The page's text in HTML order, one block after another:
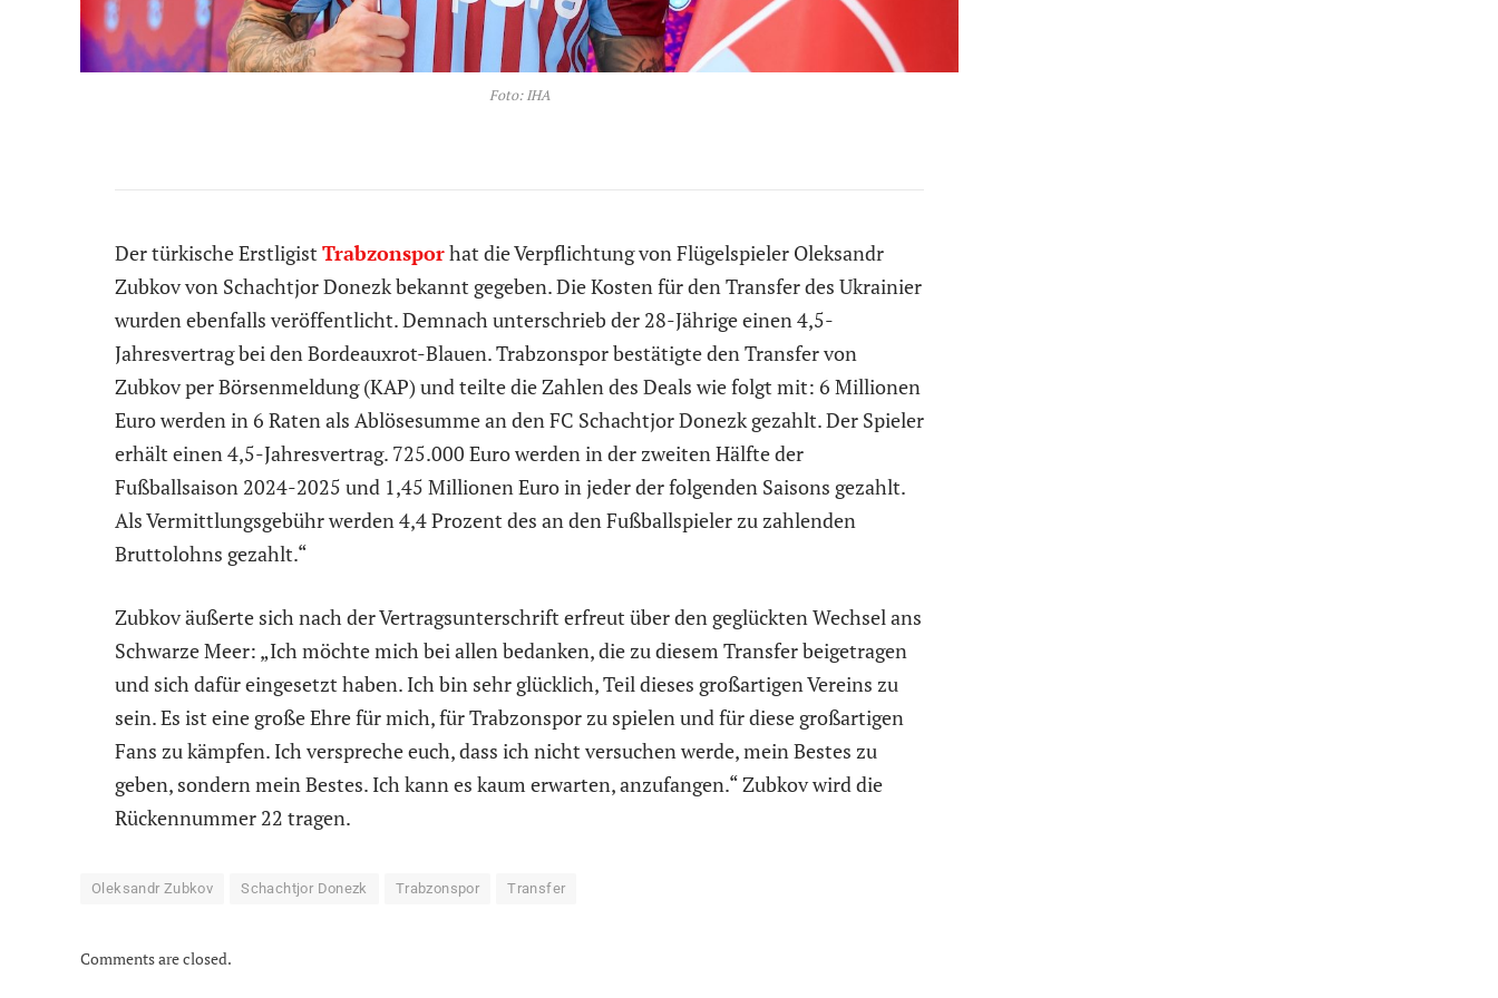
Foto: IHA
Der türkische Erstligist Trabzonsporhat die Verpflichtung von Flügelspieler Oleksandr
Zubkov von Schachtjor Donezk bekannt gegeben. Die Kosten für den Transfer des Ukrainier
wurden ebenfalls veröffentlicht. Demnach unterschrieb der 28-Jährige einen 4,5-
Jahresvertrag bei den Bordeauxrot-Blauen. Trabzonspor bestätigte den Transfer von
Zubkov per Börsenmeldung (KAP) und teilte die Zahlen des Deals wie folgt mit: 6 Millionen
Euro werden in 6 Raten als Ablösesumme an den FC Schachtjor Donezk gezahlt. Der Spieler
erhält einen 4,5-Jahresvertrag. 725.000 Euro werden in der zweiten Hälfte der
Fußballsaison 2024-2025 und 1,45 Millionen Euro in jeder der folgenden Saisons gezahlt.
Als Vermittlungsgebühr werden 4,4 Prozent des an den Fußballspieler zu zahlenden
Bruttolohns gezahlt.“
Zubkov äußerte sich nach der Vertragsunterschrift erfreut über den geglückten Wechsel ans
Schwarze Meer: „Ich möchte mich bei allen bedanken, die zu diesem Transfer beigetragen
und sich dafür eingesetzt haben. Ich bin sehr glücklich, Teil dieses großartigen Vereins zu
sein. Es ist eine große Ehre für mich, für Trabzonspor zu spielen und für diese großartigen
Fans zu kämpfen. Ich verspreche euch, dass ich nicht versuchen werde, mein Bestes zu
geben, sondern mein Bestes. Ich kann es kaum erwarten, anzufangen.“ Zubkov wird die
Rückennummer 22 tragen.
Oleksandr Zubkov Schachtjor Donezk Trabzonspor Transfer
Comments are closed.